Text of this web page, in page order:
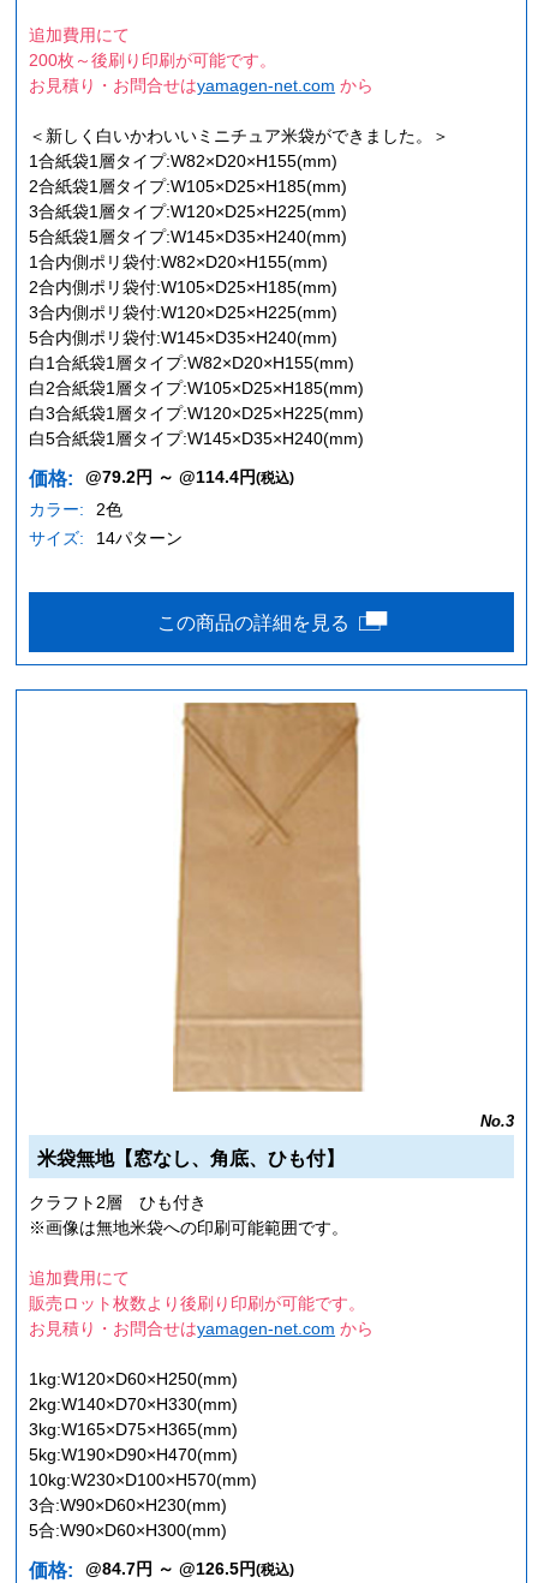
追加費用にて
200枚～後刷り印刷が可能です。
お見積り・お問合せはyamagen-net.com から
＜新しく白いかわいいミニチュア米袋ができました。＞
1合紙袋1層タイプ:W82×D20×H155(mm)
2合紙袋1層タイプ:W105×D25×H185(mm)
3合紙袋1層タイプ:W120×D25×H225(mm)
5合紙袋1層タイプ:W145×D35×H240(mm)
1合内側ポリ袋付:W82×D20×H155(mm)
2合内側ポリ袋付:W105×D25×H185(mm)
3合内側ポリ袋付:W120×D25×H225(mm)
5合内側ポリ袋付:W145×D35×H240(mm)
白1合紙袋1層タイプ:W82×D20×H155(mm)
白2合紙袋1層タイプ:W105×D25×H185(mm)
白3合紙袋1層タイプ:W120×D25×H225(mm)
白5合紙袋1層タイプ:W145×D35×H240(mm)
価格: @79.2円 ～ @114.4円(税込)
カラー:
2色
サイズ:
14パターン
この商品の詳細を見る
No.3
米袋無地【窓なし、角底、ひも付】
クラフト2層 ひも付き
※画像は無地米袋への印刷可能範囲です。
追加費用にて
販売ロット枚数より後刷り印刷が可能です。
お見積り・お問合せはyamagen-net.com から
1kg:W120×D60×H250(mm)
2kg:W140×D70×H330(mm)
3kg:W165×D75×H365(mm)
5kg:W190×D90×H470(mm)
10kg:W230×D100×H570(mm)
3合:W90×D60×H230(mm)
5合:W90×D60×H300(mm)
価格: @84.7円 ～ @126.5円(税込)